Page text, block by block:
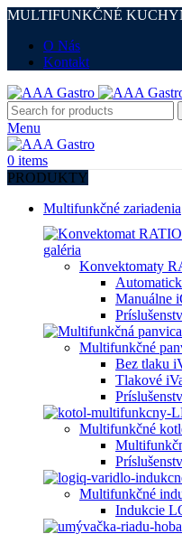
MULTIFUNKČNÉ
O Nás
Kontakt
Menu
0 items
PRODUKTY
Multifunkčné zariadenia
Konvektomaty
Manuálne
Multifunkčné
Bez tlaku
Tlakové
Multifunkčné
Multifunkčné
Indukcie